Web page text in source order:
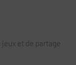
jeux et de partage